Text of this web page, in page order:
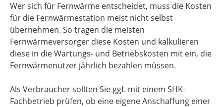
Wer sich für Fernwärme entscheidet, muss die Kosten
für die Fernwärmestation meist nicht selbst
übernehmen. So tragen die meisten
Fernwärmeversorger diese Kosten und kalkulieren
diese in die Wartungs- und Betriebskosten mit ein, die
Fernwärmenutzer jährlich bezahlen müssen.
Als Verbraucher sollten Sie ggf. mit einem SHK-
Fachbetrieb prüfen, ob eine eigene Anschaffung einer